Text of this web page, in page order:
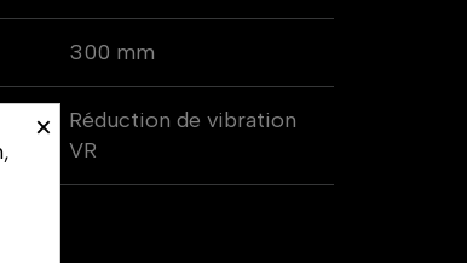
300 mm
Réduction de vibration
VR
×